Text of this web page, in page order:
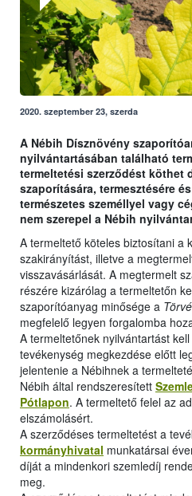
2020. szeptember 23, szerda
A Nébih Dísznövény
nyilvántartásában található
termeltetési szerződést köthet
szaporítására, termesztésére
természetes személlyel vagy
nem szerepel a Nébih
A termeltető köteles biztosítani a
szakirányítást, illetve a
visszavásárlását. A megtermelt
részére kizárólag a termeltetőn
szaporítóanyag minősége a
megfelelő legyen forgalomba
A termeltetőnek nyilvántartást
tevékenység megkezdése előtt
jelentenie a Nébihnek a
Nébih által rendszeresített
Pótlapon. A termeltető felel az
elszámolásért.
A szerződéses termeltetést a
kormányhivatal munkatársai
díját a mindenkori szemledíj
meg.